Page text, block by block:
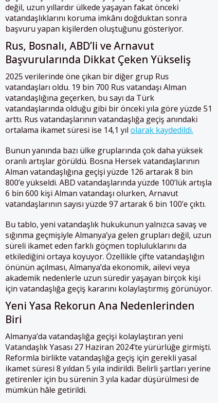
değil, uzun yıllardır ülkede yaşayan fakat önceki
vatandaşlıklarını koruma imkânı doğduktan sonra
başvuru yapan kişilerden oluştuğunu gösteriyor.
Rus, Bosnalı, ABD’li ve Arnavut
Başvurularında Dikkat Çeken Yükseliş
2025 verilerinde öne çıkan bir diğer grup Rus
vatandaşları oldu. 19 bin 700 Rus vatandaşı Alman
vatandaşlığına geçerken, bu sayı da Türk
vatandaşlarında olduğu gibi bir önceki yıla göre yüzde 51
arttı. Rus vatandaşlarının vatandaşlığa geçiş anındaki
ortalama ikamet süresi ise 14,1 yıl olarak kaydedildi.
Bunun yanında bazı ülke gruplarında çok daha yüksek
oranlı artışlar görüldü. Bosna Hersek vatandaşlarının
Alman vatandaşlığına geçişi yüzde 126 artarak 8 bin
800’e yükseldi. ABD vatandaşlarında yüzde 100’lük artışla
6 bin 600 kişi Alman vatandaşı olurken, Arnavut
vatandaşlarının sayısı yüzde 97 artarak 6 bin 100’e çıktı.
Bu tablo, yeni vatandaşlık hukukunun yalnızca savaş ve
sığınma geçmişiyle Almanya’ya gelen grupları değil, uzun
süreli ikamet eden farklı göçmen topluluklarını da
etkilediğini ortaya koyuyor. Özellikle çifte vatandaşlığın
önünün açılması, Almanya’da ekonomik, ailevi veya
akademik nedenlerle uzun süredir yaşayan birçok kişi
için vatandaşlığa geçiş kararını kolaylaştırmış görünüyor.
Yeni Yasa Rekorun Ana Nedenlerinden
Biri
Almanya’da vatandaşlığa geçişi kolaylaştıran yeni
Vatandaşlık Yasası 27 Haziran 2024’te yürürlüğe girmişti.
Reformla birlikte vatandaşlığa geçiş için gerekli yasal
ikamet süresi 8 yıldan 5 yıla indirildi. Belirli şartları yerine
getirenler için bu sürenin 3 yıla kadar düşürülmesi de
mümkün hâle getirildi.